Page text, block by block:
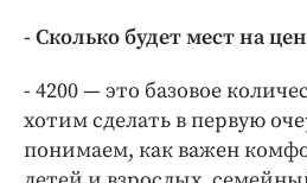
- Сколько будет мест на
- 4200 — это базовое
хотим сделать в первую
понимаем, как важен